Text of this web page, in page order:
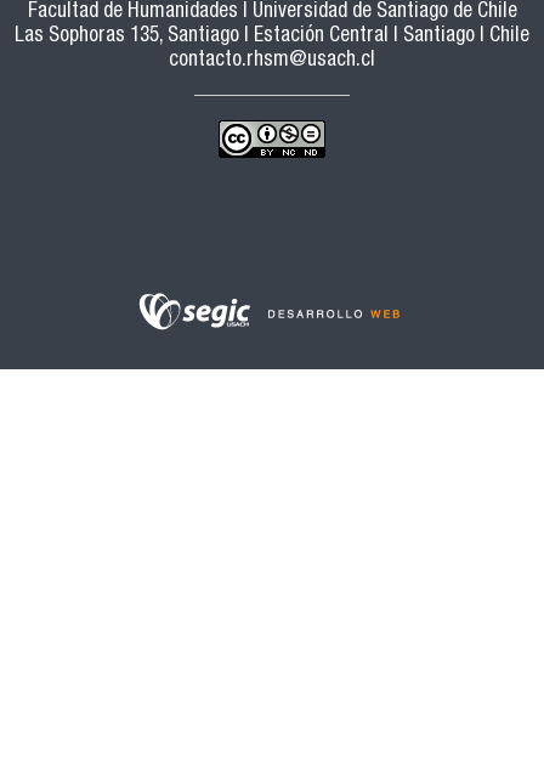
Facultad de Humanidades | Universidad de Santiago de Chile
Las Sophoras 135, Santiago | Estación Central | Santiago | Chile
contacto.rhsm@usach.cl